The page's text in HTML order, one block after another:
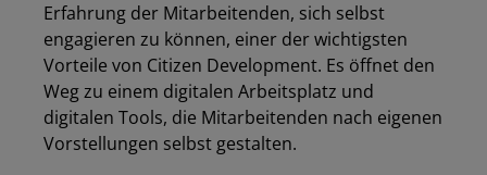
Erfahrung der Mitarbeitenden, sich selbst
engagieren zu können, einer der wichtigsten
Vorteile von Citizen Development. Es öffnet den
Weg zu einem digitalen Arbeitsplatz und
digitalen Tools, die Mitarbeitenden nach eigenen
Vorstellungen selbst gestalten.